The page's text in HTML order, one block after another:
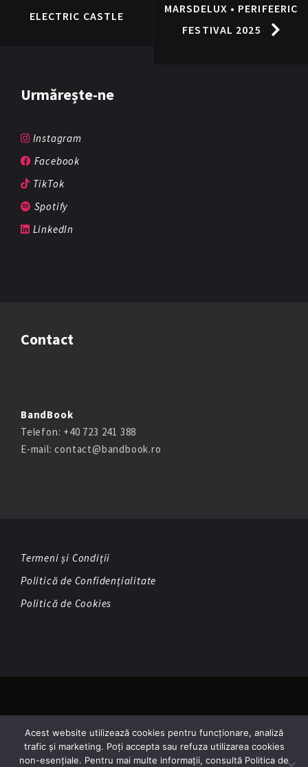
ELECTRIC CASTLE
MARSDELUX • PERIFEERIC
FESTIVAL 2025
Urmărește-ne
Instagram
Facebook
TikTok
Spotify
LinkedIn
Contact
BandBook
Telefon: +40 723 241 388
E-mail: contact@bandbook.ro
Termeni și Condiții
Politică de Confidențialitate
Politică de Cookies
Acest website utilizează cookies pentru funcționare, analiză
trafic și marketing. Poți accepta sau refuza utilizarea cookies
non-esențiale. Pentru mai multe informații, consultă Politica de